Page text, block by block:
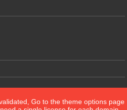
Go to the theme options page